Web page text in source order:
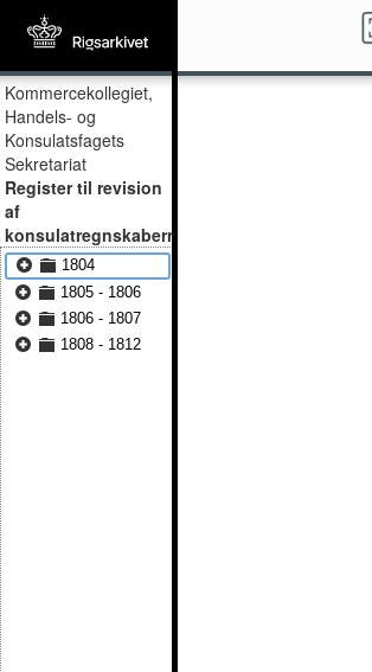
Kommercekollegiet,
Handels- og
Konsulatsfagets
Sekretariat
Register til revision
af
konsulatregnskaberne
1804
1805 - 1806
1806 - 1807
1808 - 1812